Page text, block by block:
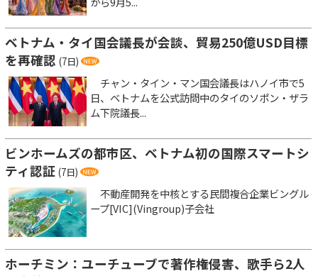
ベトナム・タイ国会議長が会談、貿易250億USD目標
を再確認 (7日)
チャン・タイン・マン国会議長はハノイ市で5
日、ベトナムを公式訪問中のタイのソポン・ザラ
ム下院議長...
ビンホームズの都市区、ベトナム初の国際スマートシ
ティ認証 (7日)
不動産開発を中核とする民間複合企業ビングル
ープ[VIC](Vingroup)子会社
ホーチミン：ユーチューブで著作権侵害、歌手ら2人